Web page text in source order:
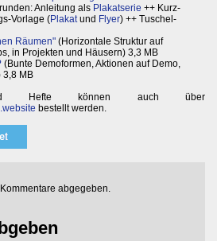
Anleitung als Plakatserie ++ Kurz-
Vorlage (Plakatund Flyer) ++ Tuschel-
Räumen" (Horizontale Struktur auf
in Projekten und Häusern) 3,3 MB
(Bunte Demoformen, Aktionen auf Demo,
3,8 MB
Hefte können auch über
bestellt werden.
abgegeben.